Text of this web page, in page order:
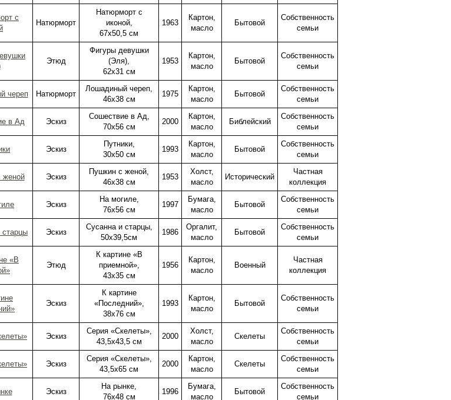
Натюрморт
Натюрморт с
иконой,
67х50,5 см
1963
Картон,
масло
Бытовой
Собственность
семьи
Этюд
Фигуры девушки
(Эля),
62х31 см
1953
Картон,
масло
Бытовой
Собственность
семьи
Натюрморт
Лошадиный череп,
46х38 см
1975
Картон,
масло
Бытовой
Собственность
семьи
Эскиз
Сошествие в Ад,
70х56 см
2000
Картон,
масло
Библейский
Собственность
семьи
Эскиз
Путники,
30х50 см
1993
Картон,
масло
Бытовой
Собственность
семьи
Эскиз
Пушкин с женой,
46х38 см
1953
Холст,
масло
Исторический
Частная
коллекция
Эскиз
На могиле,
76х56 см
1997
Бумага,
масло
Бытовой
Собственность
семьи
Эскиз
Сусанна и старцы,
50х39,5см
1986
Оргалит,
масло
Бытовой
Собственность
семьи
Этюд
К картине «В
приемной»,
43х35 см
1956
Картон,
масло
Военный
Частная
коллекция
Эскиз
К картине
«Последний»,
38х76 см
1993
Картон,
масло
Бытовой
Собственность
семьи
Эскиз
Серия «Скелеты»,
43,5х43,5 см
2000
Холст,
масло
Скелеты
Собственность
семьи
Эскиз
Серия «Скелеты»,
43,5х65 см
2000
Картон,
масло
Скелеты
Собственность
семьи
Эскиз
На рынке,
76х48 см
1996
Бумага,
масло
Бытовой
Собственность
семьи